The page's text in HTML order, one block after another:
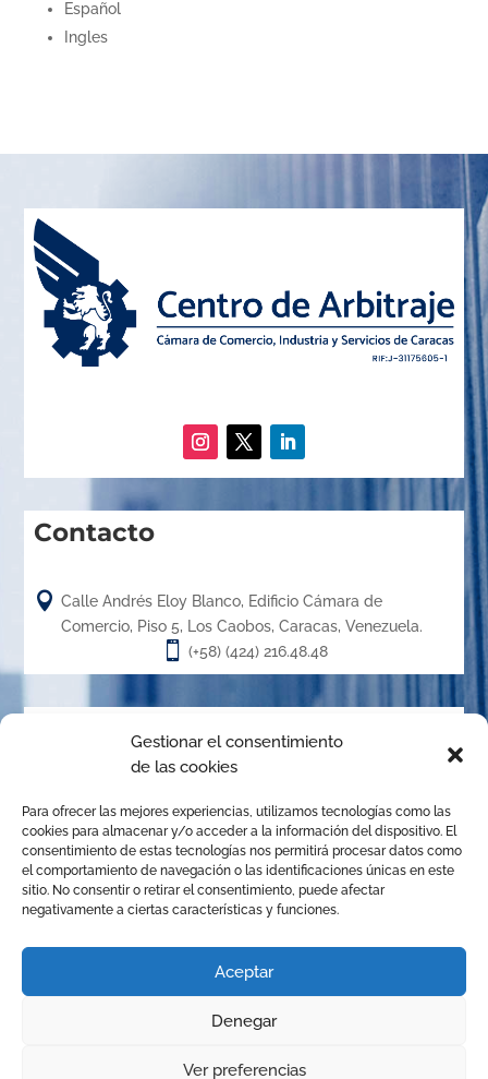
Gestionar el consentimiento
de las cookies
Para ofrecer las mejores experiencias, utilizamos tecnologías como las
cookies para almacenar y/o acceder a la información del dispositivo. El
consentimiento de estas tecnologías nos permitirá procesar datos como
el comportamiento de navegación o las identificaciones únicas en este
sitio. No consentir o retirar el consentimiento, puede afectar
negativamente a ciertas características y funciones.
Aceptar
Denegar
Ver preferencias
Español
Ingles
Contacto
 Calle Andrés Eloy Blanco, Edificio Cámara de
Comercio, Piso 5, Los Caobos, Caracas, Venezuela.
 (+58) (424) 216.48.48
Acerca de
creado en el año 1.989, es un órgano de la Cámara de
Comercio, Industria y Servicios de Caracas, organizado de
conformidad con las disposiciones de la Ley de Arbitraje
Comercial para promover la solución de conflictos
cualquier otro mecanismo alternativo de solución de
reservados | Diseñado porJhonGuevara